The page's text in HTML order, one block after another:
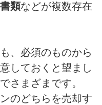
類などが複数存在
、必須のものから
しておくと望まし
さまざまです。
のどちらを売却す